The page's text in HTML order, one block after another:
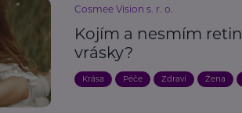
Cosmee Vision s. r. o.
Kojím a nesmím
vrásky?
Krása Péče Zdraví Žena